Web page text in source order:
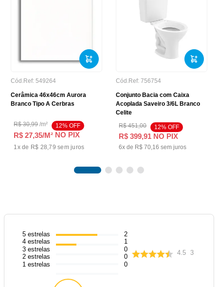
Cód.Ref: 549264
Cerâmica 46x46cm Aurora
Branco Tipo A Cerbras
R$ 30,99/m² 12% OFF
R$ 27,35/M² NO PIX
1x de R$ 28,79 sem juros
Cód.Ref: 756754
Conjunto Bacia com Caixa
Acoplada Saveiro 3/6L Branco
Celite
R$ 451,00 12% OFF
R$ 399,91 NO PIX
6x de R$ 70,16 sem juros
5 estrelas
4 estrelas
3 estrelas
2 estrelas
1 estrelas
2
1
0
0
0
4.5 3